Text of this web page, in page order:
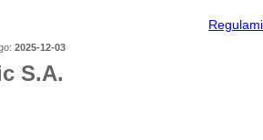
2025-12-03
S.A.